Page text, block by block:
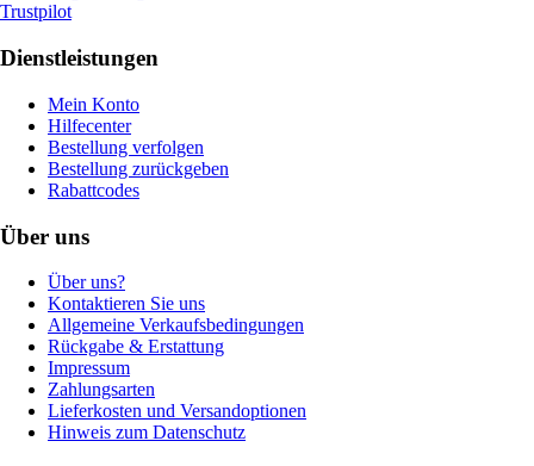
Trustpilot
Dienstleistungen
Mein Konto
Hilfecenter
Bestellung verfolgen
Bestellung zurückgeben
Rabattcodes
Über uns
Über uns?
Kontaktieren Sie uns
Allgemeine Verkaufsbedingungen
Rückgabe & Erstattung
Impressum
Zahlungsarten
Lieferkosten und Versandoptionen
Hinweis zum Datenschutz